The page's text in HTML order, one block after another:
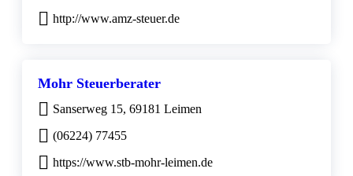
http://www.amz-steuer.de
Mohr Steuerberater
Sanserweg 15, 69181 Leimen
(06224) 77455
https://www.stb-mohr-leimen.de